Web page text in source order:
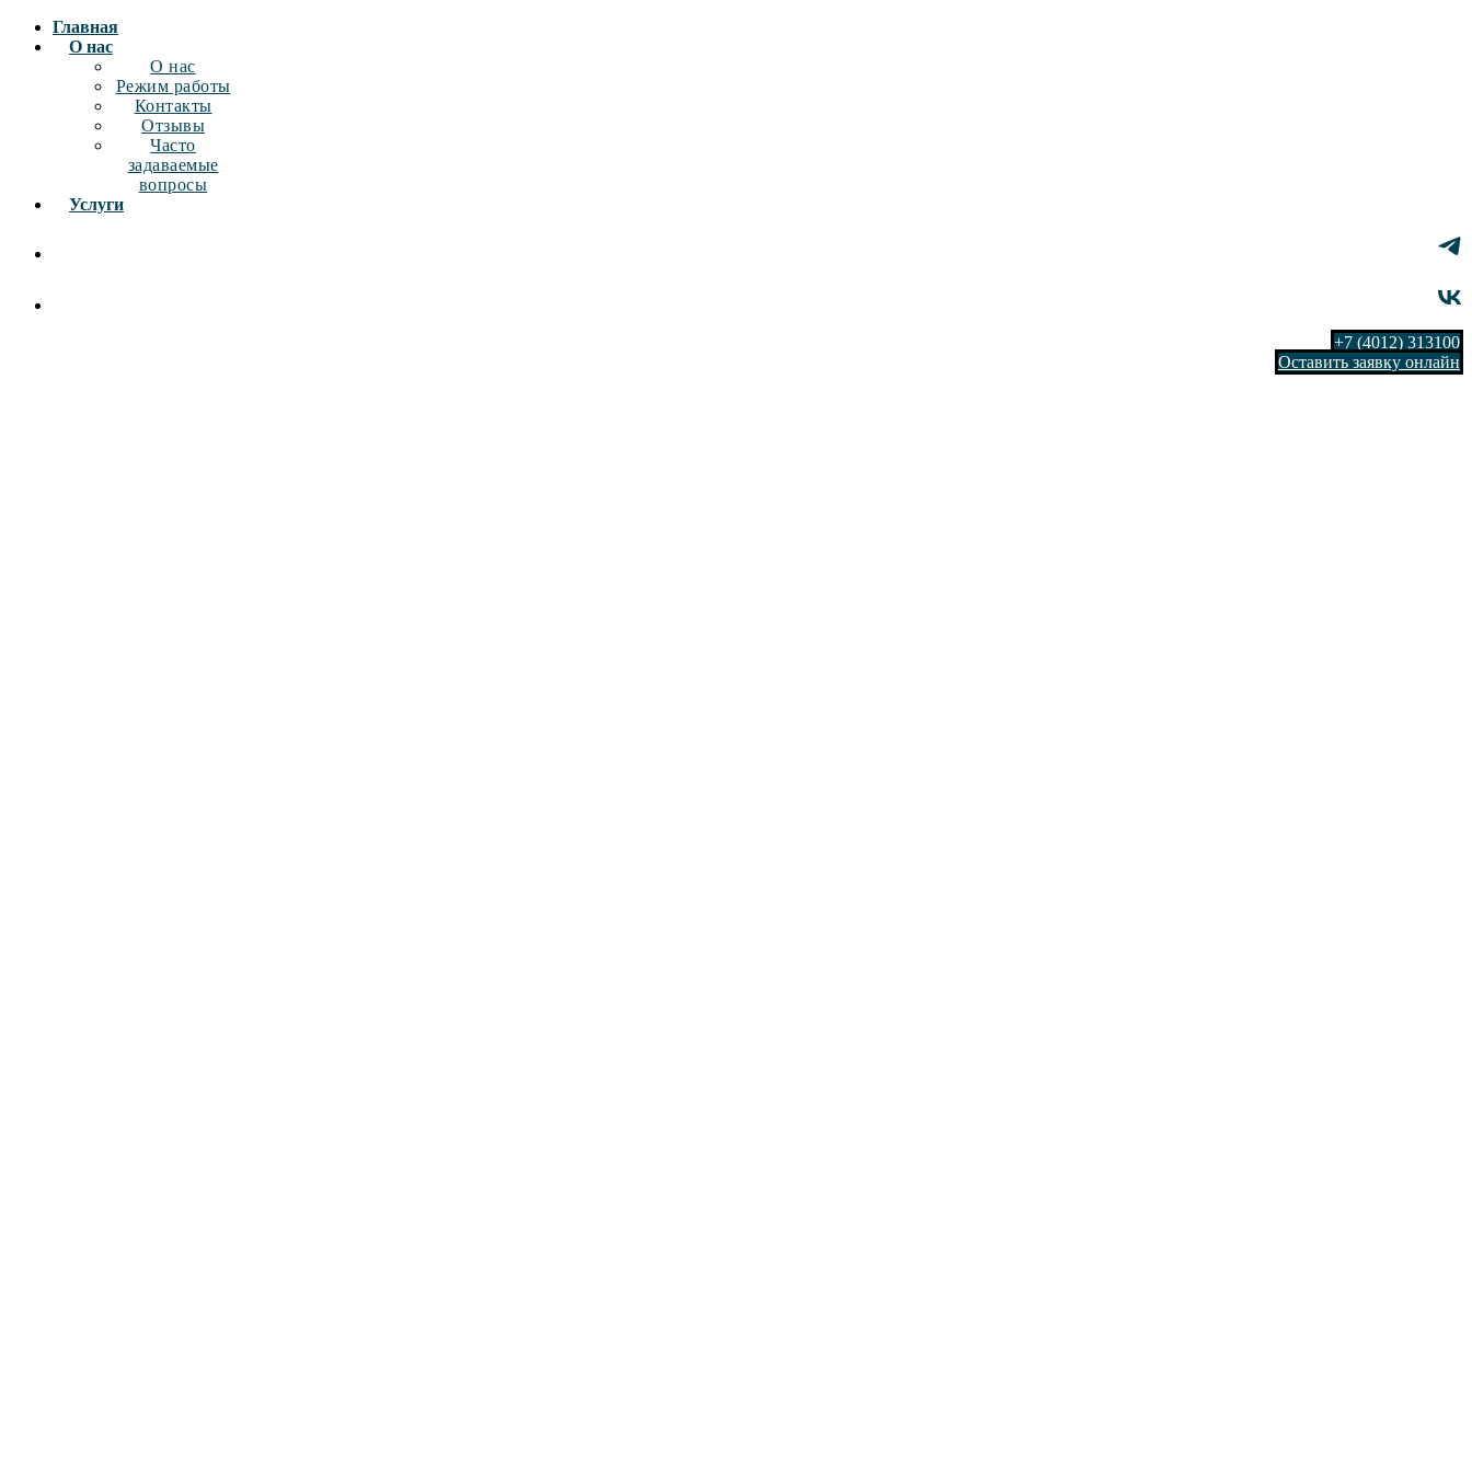
Главная
О нас
О нас
Режим работы
Контакты
Отзывы
Часто
задаваемые
вопросы
Услуги
+7 (4012) 313100
Оставить заявку онлайн